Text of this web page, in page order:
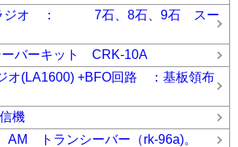
ラジオ ： 7石、8石、9石 スー
ーバーキット CRK-10A
オ(LA1600) +BFO回路 ：基板領布
機
トランシーバー（rk-96a)。